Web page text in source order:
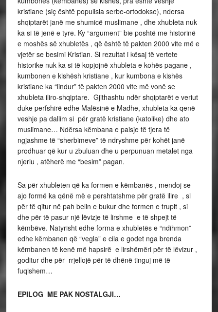
kristiane (siç është popullsia serbe-ortodokse), ndersa
shqiptarët janë me shumicë muslimane , dhe xhubleta nuk
ka si të jenë e tyre. Ky “argument” bie poshtë me historinë
e moshës së xhubletës , që është të pakten 2000 vite më e
vjetër se besimi Kristian. Si rezultat i kësaj të vertete
historike nuk ka si të kopjojnë xhubleta e kohës pagane ,
kumbonen e kishësh kristiane , kur kumbona e kishës
kristiane ka “lindur” të pakten 2000 vite më vonë se
xhubleta iliro-shqiptare. Gjithashtu ndër shqiptarët e veriut
duke perfshirë edhe Malësinë e Madhe, xhubleta ka qenë
veshje pa dallim si për gratë kristiane (katolike) dhe ato
muslimane… Ndërsa këmbana e paisje të tjera të
ngjashme të “sherbimeve” të ndryshme për kohët janë
prodhuar që kur u zbuluan dhe u perpunuan metalet nga
njeriu , atëherë me “besim” pagan.
Sa për xhubleten që ka formen e këmbanës , mendoj se
ajo formë ka qënë më e pershtatshme për gratë ilire , si
për të qitur në pah belin e bukur dhe formen e trupit , si
dhe për të pasur një lëvizje të lirshme e të shpejt të
këmbëve. Natyrisht edhe forma e xhubletës e “ndihmon”
edhe këmbanen që “vegla” e cila e godet nga brenda
këmbanen të kenë më hapsirë e lirshëmëri për të lëvizur ,
goditur dhe për rrjellojë për të dhënë tinguj më të
fuqishem…
EPILOG ME PAK NOSTALGJI…